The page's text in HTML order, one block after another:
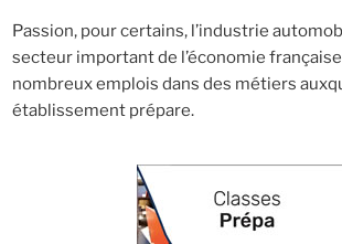
Passion, pour certains, l’industrie
secteur important de l’économie
nombreux emplois dans des métiers
établissement prépare.